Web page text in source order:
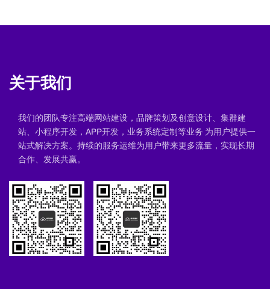
关于我们
我们的团队专注高端网站建设，品牌策划及创意设计、集群建
站、小程序开发，APP开发，业务系统定制等业务 为用户提供一
站式解决方案。持续的服务运维为用户带来更多流量，实现长期
合作、发展共赢。